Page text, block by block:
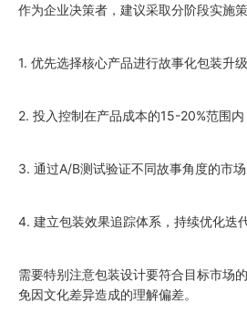
作为企业决策者，建议采取分阶段实施策
1. 优先选择核心产品进行故事化包装升级
2. 投入控制在产品成本的15-20%范围内
3. 通过A/B测试验证不同故事角度的市
4. 建立包装效果追踪体系，持续优化迭
需要特别注意包装设计要符合目标市场
免因文化差异造成的理解偏差。